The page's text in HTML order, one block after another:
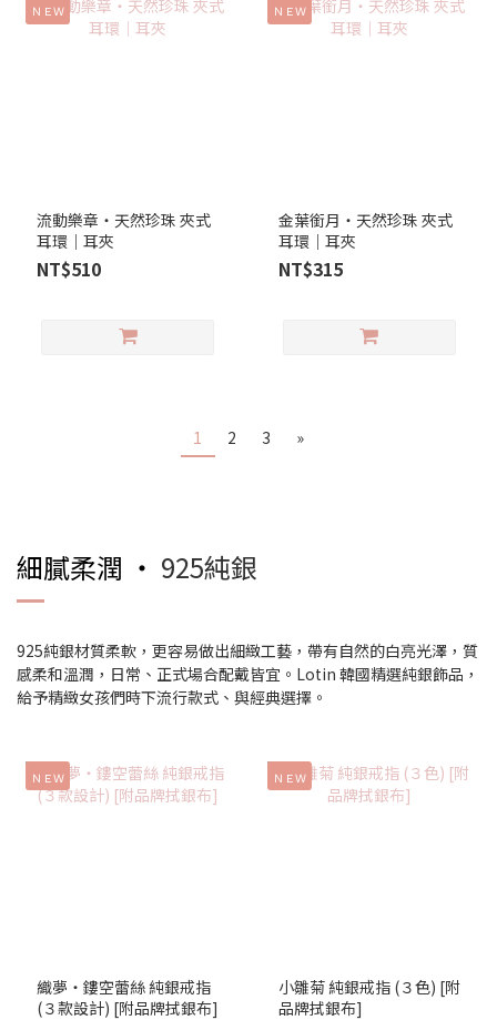
ＮＥＷ
流動樂章‧天然珍珠 夾式
耳環｜耳夾
NT$510
ＮＥＷ
金葉銜月‧天然珍珠 夾式
耳環｜耳夾
NT$315
1 2 3 »
細膩柔潤 ‧ 925純銀
925純銀材質柔軟，更容易做出細緻工藝，帶有自然的白亮光澤，質
感柔和溫潤，日常、正式場合配戴皆宜。Lotin 韓國精選純銀飾品，
給予精緻女孩們時下流行款式、與經典選擇。
ＮＥＷ
織夢‧鏤空蕾絲 純銀戒指
(３款設計) [附品牌拭銀布]
ＮＥＷ
小雛菊 純銀戒指 (３色) [附
品牌拭銀布]